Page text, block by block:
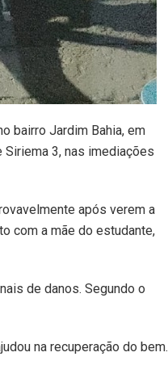
bairro Jardim Bahia, em
3, nas imediações
após verem a
com a mãe do estudante,
de danos. Segundo o
na recuperação do bem.